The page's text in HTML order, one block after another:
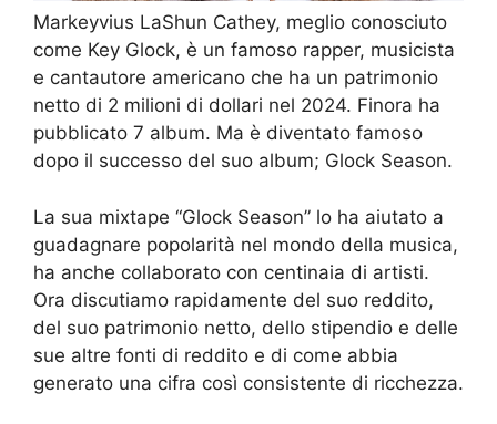
Markeyvius LaShun Cathey, meglio conosciuto
come Key Glock, è un famoso rapper, musicista
e cantautore americano che ha un patrimonio
netto di 2 milioni di dollari nel 2024. Finora ha
pubblicato 7 album. Ma è diventato famoso
dopo il successo del suo album; Glock Season.
La sua mixtape “Glock Season” lo ha aiutato a
guadagnare popolarità nel mondo della musica,
ha anche collaborato con centinaia di artisti.
Ora discutiamo rapidamente del suo reddito,
del suo patrimonio netto, dello stipendio e delle
sue altre fonti di reddito e di come abbia
generato una cifra così consistente di ricchezza.